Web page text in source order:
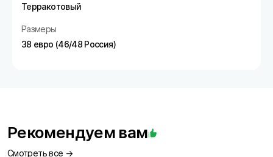
Терракотовый
Размеры
38 евро (46/48 Россия)
Рекомендуем вам
Смотреть все →